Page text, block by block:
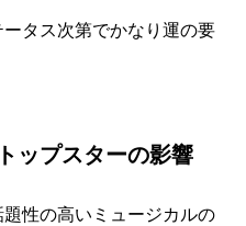
タス次第でかなり運の要
ップスターの影響
性の高いミュージカルの